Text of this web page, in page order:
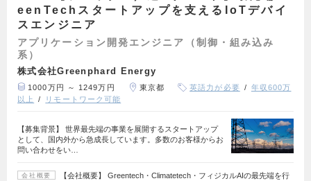
eenTechスタートアップを支えるIoTデバイ
スエンジニア
アプリケーション開発エンジニア（制御・組み込み
系）
株式会社Greenphard Energy
1000万円 ～ 1249万円 東京都 英語力が必要
年収600万
以上
リモートワーク可能
【募集背景】 世界最先端の事業を展開するスタートアップ
として、国内外から急成長しています。多数のお客様からお
問い合わせをい…
会社概要
【会社概要】 Greentech・Climatetech・フィジカルAIの最先端を行